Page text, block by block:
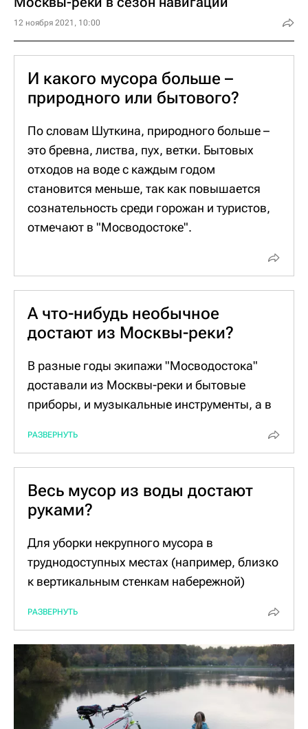
12 ноября 2021, 10:00
И какого мусора больше –
природного или бытового?
По словам Шуткина, природного больше –
это бревна, листва, пух, ветки. Бытовых
отходов на воде с каждым годом
становится меньше, так как повышается
сознательность среди горожан и туристов,
отмечают в "Мосводостоке".
А что-нибудь необычное
достают из Москвы-реки?
В разные годы экипажи "Мосводостока"
доставали из Москвы-реки и бытовые
приборы, и музыкальные инструменты, а в
выловить даже прокатный велосипед. О
отношении нерадивого москвича приняли
соответствующие меры.
РАЗВЕРНУТЬ
Весь мусор из воды достают
руками?
Для уборки некрупного мусора в
труднодоступных местах (например, близко
к вертикальным стенкам набережной)
инструментами – баграми и сачками. Для
используют оборудование, установленное
на палубе мусоросборных судов –
автоматический ковш с сеткой и
гидравлический кран-манипулятор. Весь
РАЗВЕРНУТЬ